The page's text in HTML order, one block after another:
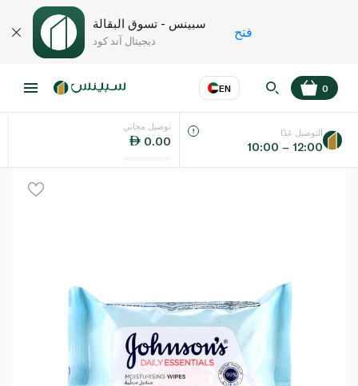
سبينس - تسوق البقالة
ديجيتال آند كود
فتح
EN
اللغة عر
0
توصيل مجاني
0.00
التوصيل غدًا
10:00 – 12:00